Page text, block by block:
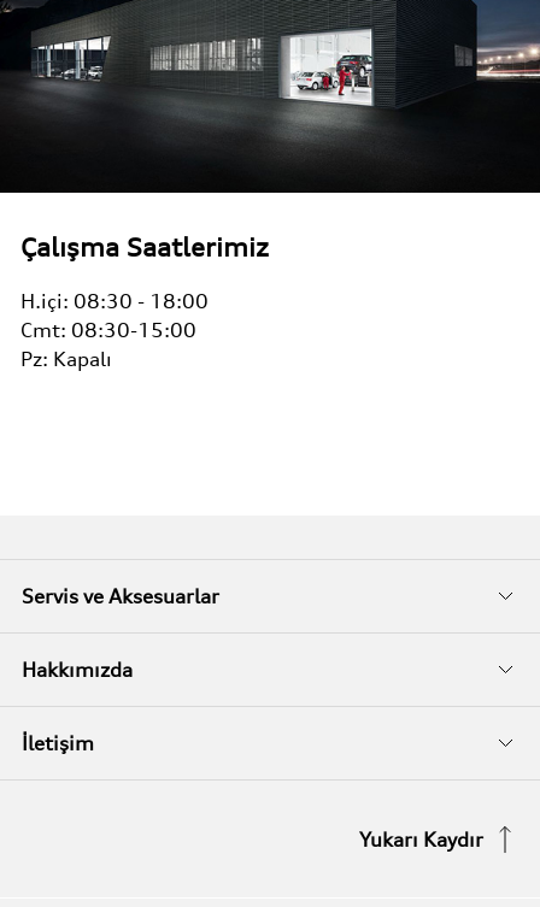
Çalışma Saatlerimiz
H.içi: 08:30 - 18:00
Cmt: 08:30-15:00
Pz: Kapalı
Servis ve Aksesuarlar
Audi Garanti
Audi Kasko
Hakkımızda
Biz Kimiz?
İletişim
Yukarı Kaydır